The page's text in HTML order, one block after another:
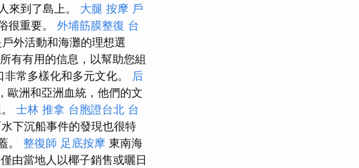
來到了島上。 大腿 按摩 戶
很重要。 外埔筋膜整復 台
外活動和海灘的理想選
有有用的信息，以幫助您組
常多樣化和多元文化。 后
歐洲和亞洲血統，他們的文
士林 推拿 台胞證台北 台
下沉船事件的發現也很特
。 整復師 足底按摩 東南海
由當地人以椰子銷售或曬日